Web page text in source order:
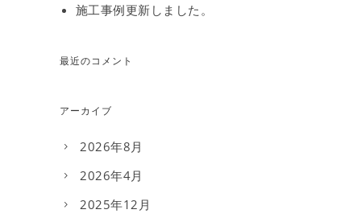
施工事例更新しました。
最近のコメント
アーカイブ
2026年8月
2026年4月
2025年12月